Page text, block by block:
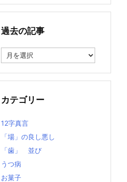
過去の記事
去
記
カテゴリー
12字真言
「場」の良し悪し
「歯」 並び
うつ病
お菓子